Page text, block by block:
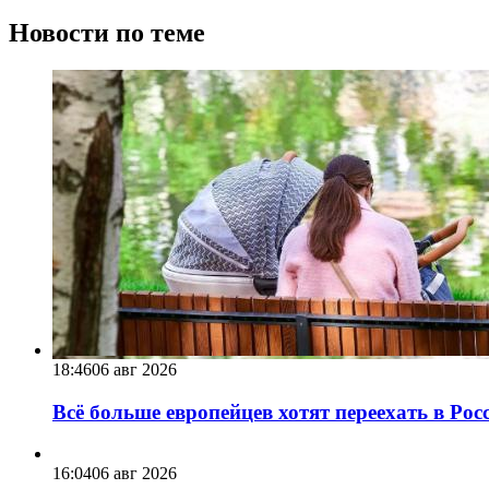
Новости по теме
18:4606 авг 2026
Всё больше европейцев хотят переехать в
16:0406 авг 2026